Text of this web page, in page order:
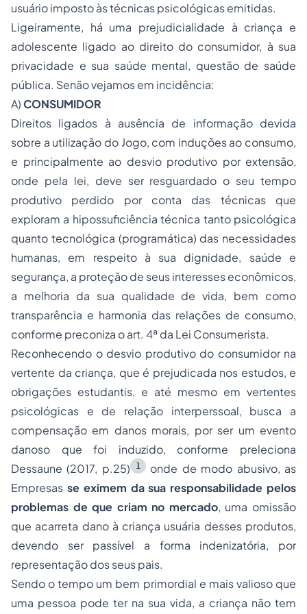
usuário imposto às técnicas psicológicas emitidas.
Ligeiramente, há uma prejudicialidade à criança e
adolescente ligado ao direito do consumidor, à sua
privacidade e sua saúde mental, questão de saúde
pública. Senão vejamos em incidência:
A)CONSUMIDOR
Direitos ligados à ausência de informação devida
sobre a utilização do Jogo, com induções ao consumo,
e principalmente ao desvio produtivo por extensão,
onde pela lei, deve ser resguardado o seu tempo
produtivo perdido por conta das técnicas que
exploram a hipossuficiência técnica tanto psicológica
quanto tecnológica (programática) das necessidades
humanas, em respeito à sua dignidade, saúde e
segurança, a proteção de seus interesses econômicos,
a melhoria da sua qualidade de vida, bem como
transparência e harmonia das relações de consumo,
conforme preconiza o art. 4ª da Lei Consumerista.
Reconhecendo o desvio produtivo do consumidor na
vertente da criança, que é prejudicada nos estudos, e
obrigações estudantis, e até mesmo em vertentes
psicológicas e de relação interperssoal, busca a
compensação em danos morais, por ser um evento
danoso que foi induzido, conforme preleciona
Dessaune (2017, p.25)
1
onde de modo abusivo, as
Empresas se eximem da sua responsabilidade pelos
problemas de que criam no mercado, uma omissão
que acarreta dano à criança usuária desses produtos,
devendo ser passível a forma indenizatória, por
representação dos seus pais.
Sendo o tempo um bem primordial e mais valioso que
uma pessoa pode ter na sua vida, a criança não tem